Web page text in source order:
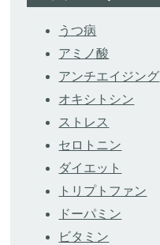
うつ病
アミノ酸
アンチエイジング
オキシトシン
ストレス
セロトニン
ダイエット
トリプトファン
ドーパミン
ビタミン